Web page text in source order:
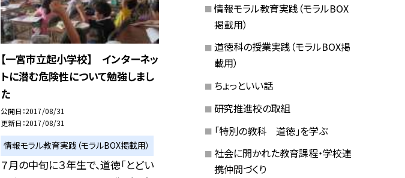
【一宮市立起小学校】 インターネッ
トに潜む危険性について勉強しまし
た
公開日 2017/08/31
更新日 2017/08/31
情報モラル教育実践（モラルBOX掲載用）
７月の中旬に３年生で、道徳「とどい
情報モラル教育実践（モラルBOX
掲載用）
道徳科の授業実践（モラルBOX掲
載用）
ちょっといい話
研究推進校の取組
「特別の教科 道徳」を学ぶ
社会に開かれた教育課程・学校連
携仲間づくり